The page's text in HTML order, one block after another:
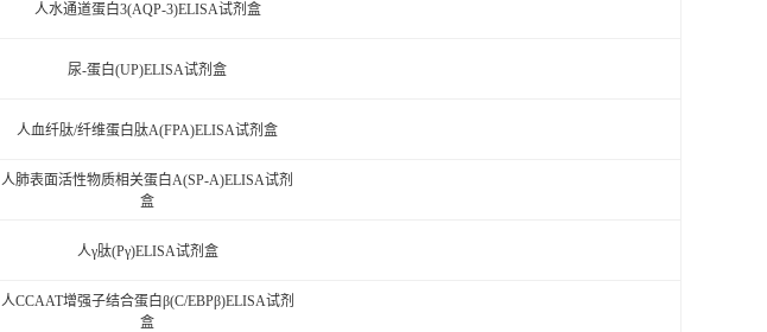
人水通道蛋白3(AQP-3)ELISA试剂盒
尿-蛋白(UP)ELISA试剂盒
人血纤肽/纤维蛋白肽A(FPA)ELISA试剂盒
人肺表面活性物质相关蛋白A(SP-A)ELISA试剂
盒
人γ肽(Pγ)ELISA试剂盒
人CCAAT增强子结合蛋白β(C/EBPβ)ELISA试剂
盒